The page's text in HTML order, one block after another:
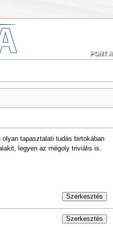
PONT
tapasztalati tudás birtokában
legyen az mégoly triviális is.
Szerkesztés
Szerkesztés